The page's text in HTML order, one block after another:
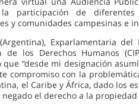
participación de diferentes
y comunidades campesinas e
Exparlamentaria del
los Derechos Humanos
“desde mi designación
compromiso con la
el Caribe y África, dado los
el derecho a la propiedad